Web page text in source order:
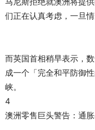
们正在认真考虑，一旦
而英国首相稍早表示，
成一个「完全和平防御
峡。
4
澳洲零售巨头警告：通